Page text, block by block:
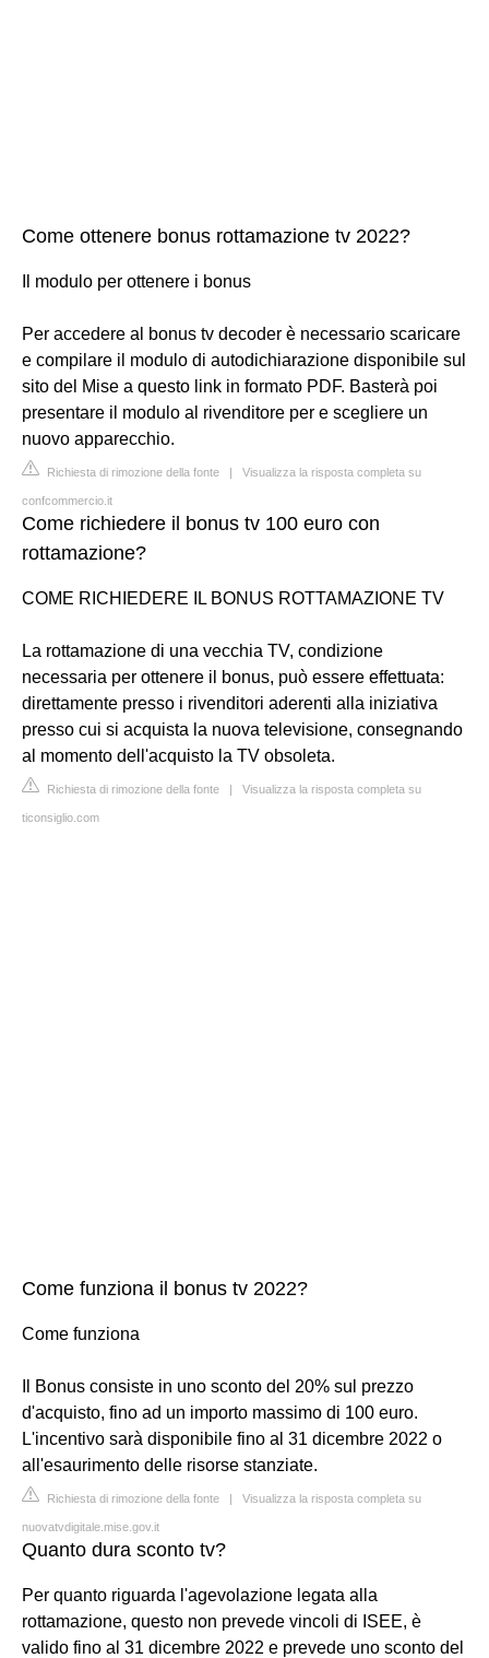
Come ottenere bonus rottamazione tv 2022?
Il modulo per ottenere i bonus
Per accedere al bonus tv decoder è necessario scaricare
e compilare il modulo di autodichiarazione disponibile sul
sito del Mise a questo link in formato PDF. Basterà poi
presentare il modulo al rivenditore per e scegliere un
nuovo apparecchio.
Richiesta di rimozione della fonte | Visualizza la risposta completa su
confcommercio.it
Come richiedere il bonus tv 100 euro con
rottamazione?
COME RICHIEDERE IL BONUS ROTTAMAZIONE TV
La rottamazione di una vecchia TV, condizione
necessaria per ottenere il bonus, può essere effettuata:
direttamente presso i rivenditori aderenti alla iniziativa
presso cui si acquista la nuova televisione, consegnando
al momento dell'acquisto la TV obsoleta.
Richiesta di rimozione della fonte | Visualizza la risposta completa su
ticonsiglio.com
Come funziona il bonus tv 2022?
Come funziona
Il Bonus consiste in uno sconto del 20% sul prezzo
d'acquisto, fino ad un importo massimo di 100 euro.
L'incentivo sarà disponibile fino al 31 dicembre 2022 o
all'esaurimento delle risorse stanziate.
Richiesta di rimozione della fonte | Visualizza la risposta completa su
nuovatvdigitale.mise.gov.it
Quanto dura sconto tv?
Per quanto riguarda l'agevolazione legata alla
rottamazione, questo non prevede vincoli di ISEE, è
valido fino al 31 dicembre 2022 e prevede uno sconto del